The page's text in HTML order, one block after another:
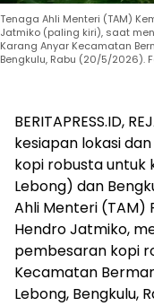
Tenaga Ahli Menteri (TAM)
Jatmiko (paling kiri), saat
Karang Anyar Kecamatan
Bengkulu, Rabu (20/5/2026).
BERITAPRESS.ID,
kesiapan lokasi
kopi robusta untuk
Lebong) dan
Ahli Menteri (TAM)
Hendro Jatmiko,
pembesaran kopi
Kecamatan
Lebong, Bengkulu,